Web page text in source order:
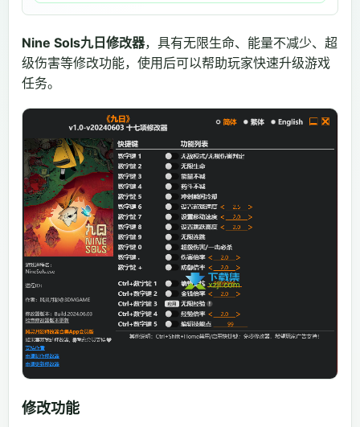
Nine Sols九日修改器，具有无限生命、能量不减少、超
级伤害等修改功能，使用后可以帮助玩家快速升级游戏
任务。
修改功能